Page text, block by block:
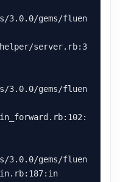
3.0.0/gems/fluen
server.rb:3
3.0.0/gems/fluen
3.0.0/gems/fluen